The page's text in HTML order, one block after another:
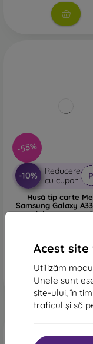
Acest
Utilizăm
Unele sunt
site-ului, în
traficul și să
-55%
-10%
Reducere
cu cupon
Husă tip carte
Samsung Galaxy
model copac -
În stoc 2 buc